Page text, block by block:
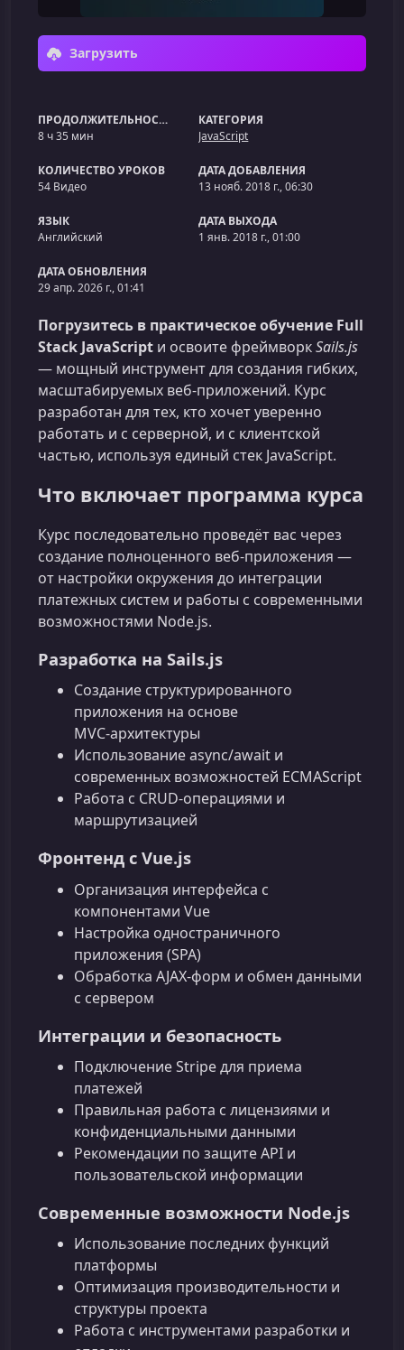
Загрузить
ПРОДОЛЖИТЕЛЬНОСТЬ
8 ч 35 мин
КАТЕГОРИЯ
JavaScript
КОЛИЧЕСТВО УРОКОВ
54 Видео
ДАТА ДОБАВЛЕНИЯ
13 нояб. 2018 г., 06:30
ЯЗЫК
Английский
ДАТА ВЫХОДА
1 янв. 2018 г., 01:00
ДАТА ОБНОВЛЕНИЯ
29 апр. 2026 г., 01:41
Погрузитесь в практическое обучение Full
Stack JavaScript и освоите фреймворкSails.js
— мощный инструмент для создания гибких,
масштабируемых веб‑приложений. Курс
разработан для тех, кто хочет уверенно
работать и с серверной, и с клиентской
частью, используя единый стек JavaScript.
Что включает программа курса
Курс последовательно проведёт вас через
создание полноценного веб‑приложения —
от настройки окружения до интеграции
платежных систем и работы с современными
возможностями Node.js.
Разработка на Sails.js
Создание структурированного
приложения на основе
MVC‑архитектуры
Использование async/await и
современных возможностей ECMAScript
Работа с CRUD‑операциями и
маршрутизацией
Фронтенд с Vue.js
Организация интерфейса с
компонентами Vue
Настройка одностраничного
приложения (SPA)
Обработка AJAX‑форм и обмен данными
с сервером
Интеграции и безопасность
Подключение Stripe для приема
платежей
Правильная работа с лицензиями и
конфиденциальными данными
Рекомендации по защите API и
пользовательской информации
Современные возможности Node.js
Использование последних функций
платформы
Оптимизация производительности и
структуры проекта
Работа с инструментами разработки и